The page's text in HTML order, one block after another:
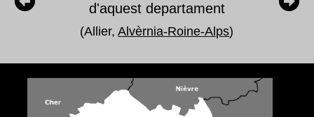
d'aquest departament
(Allier,Alvèrnia-Roine-Alps)